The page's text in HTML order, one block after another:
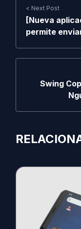
< Next Post
[Nueva
permite
Swing